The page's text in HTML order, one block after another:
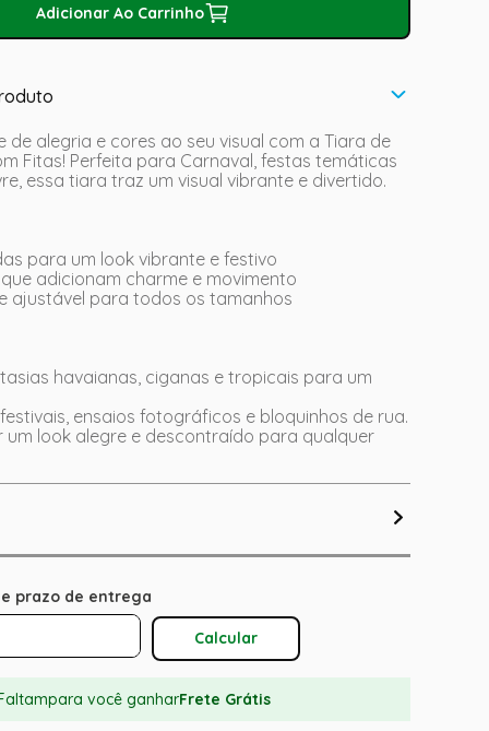
Adicionar Ao Carrinho
de alegria e cores ao seu visual com a Tiara de
Fitas! Perfeita para Carnaval, festas temáticas
essa tiara traz um visual vibrante e divertido.
para um look vibrante e festivo
adicionam charme e movimento
ajustável para todos os tamanhos
havaianas, ciganas e tropicais para um
ensaios fotográficos e bloquinhos de rua.
um look alegre e descontraído para qualquer
Calcular O Frete
para você ganharFrete Grátis